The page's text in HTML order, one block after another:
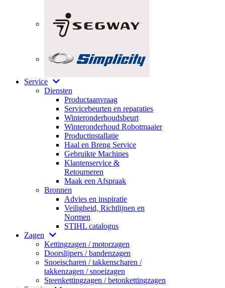
Service
Diensten
Productaanvraag
Servicebeurten en reparaties
Winteronderhoudsbeurt
Winteronderhoud Robotmaaier
Productinstallatie
Haal en Breng Service
Gebruikte Machines
Klantenservice &
Retourneren
Maak een Afspraak
Bronnen
Advies en inspiratie
Veiligheid, Richtlijnen en
Normen
STIHL catalogus
Zagen
Kettingzagen / motorzagen
Doorslijpers / bandenzagen
Snoeischaren / takkenscharen /
takkenzagen / snoeizagen
Steenkettingzagen / betonkettingzagen